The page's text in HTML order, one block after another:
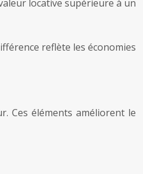
locative supérieure à un
reflète les économies
Ces éléments améliorent le